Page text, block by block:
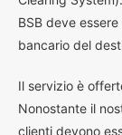
BSB deve
bancario del
Il servizio è
Nonostante il
clienti devono